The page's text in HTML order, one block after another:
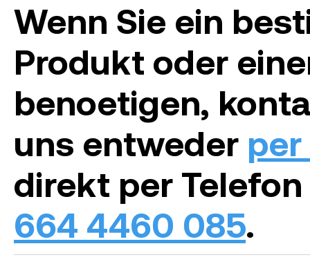
Wenn Sie ein
Produkt oder
benoetigen,
uns entweder
direkt per
664 4460 085.